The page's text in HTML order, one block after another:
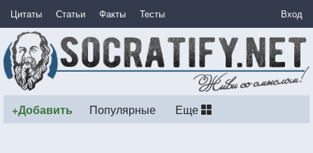
Цитаты Статьи Факты Тесты Вход
+Добавить Популярные Еще